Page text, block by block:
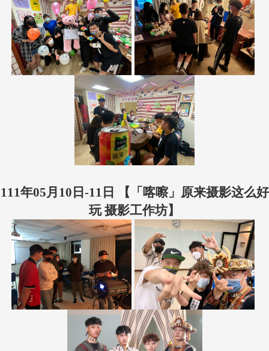
111年05月10日-11日 【「喀嚓」原来摄影这么好
玩 摄影工作坊】